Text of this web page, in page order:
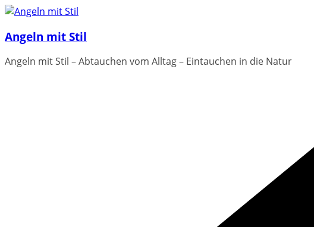
Zum
springen
Angeln mit Stil
Angeln mit Stil – Abtauchen vom Alltag – Eintauchen in die Natur